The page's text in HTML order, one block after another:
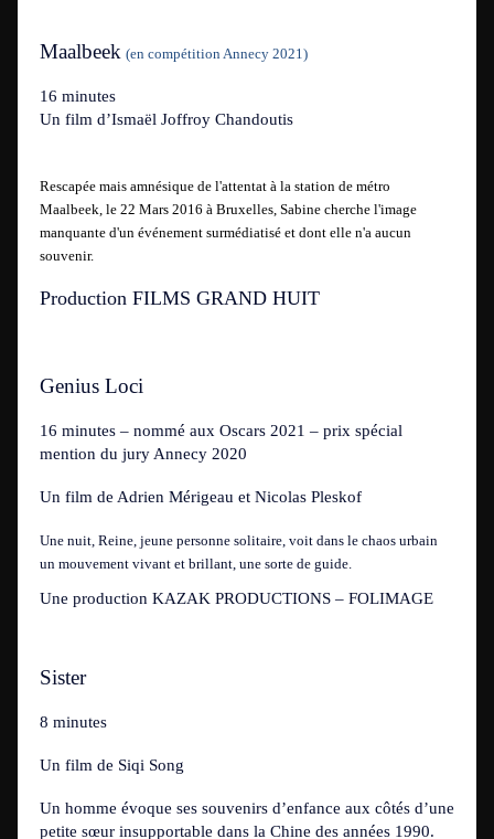
Maalbeek (en compétition Annecy 2021)
16 minutes
Un film d’Ismaël Joffroy Chandoutis
Rescapée mais amnésique de l'attentat à la station de métro
Maalbeek, le 22 Mars 2016 à Bruxelles, Sabine cherche l'image
manquante d'un événement surmédiatisé et dont elle n'a aucun
souvenir.
Production FILMS GRAND HUIT
Genius Loci
16 minutes – nommé aux Oscars 2021 – prix spécial
mention du jury Annecy 2020
Un film de Adrien Mérigeau et Nicolas Pleskof
Une nuit, Reine, jeune personne solitaire, voit dans le chaos urbain
un mouvement vivant et brillant, une sorte de guide.
Une production KAZAK PRODUCTIONS – FOLIMAGE
Sister
8 minutes
Un film de Siqi Song
Un homme évoque ses souvenirs d’enfance aux côtés d’une
petite sœur insupportable dans la Chine des années 1990.